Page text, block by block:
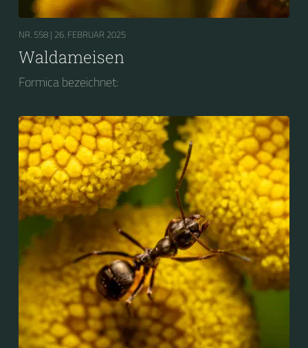
NR. 558 | 26. FEBRUAR 2025
Waldameisen
Formica bezeichnet: